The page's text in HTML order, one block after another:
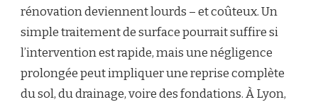
rénovation deviennent lourds – et coûteux. Un
simple traitement de surface pourrait suffire si
l’intervention est rapide, mais une négligence
prolongée peut impliquer une reprise complète
du sol, du drainage, voire des fondations. À Lyon,